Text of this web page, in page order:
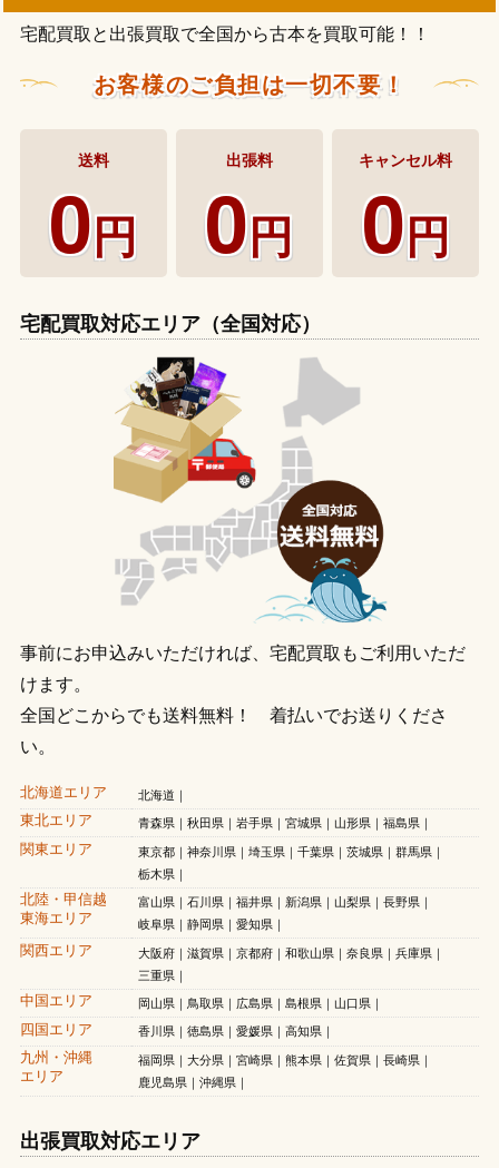
宅配買取と出張買取で全国から古本を買取可能！！
お客様のご負担は一切不要！
送料
0円
出張料
0円
キャンセル料
0円
宅配買取対応エリア（全国対応）
事前にお申込みいただければ、宅配買取もご利用いただ
けます。
全国どこからでも送料無料！ 着払いでお送りくださ
い。
北海道エリア 北海道
東北エリア 青森県 秋田県 岩手県 宮城県 山形県 福島県
関東エリア 東京都 神奈川県 埼玉県 千葉県 茨城県
群馬県
栃木県
北陸・甲信越
東海エリア
富山県 石川県 福井県 新潟県 山梨県
長野県
岐阜県
静岡県 愛知県
関西エリア 大阪府 滋賀県 京都府 和歌山県 奈良県
兵庫県
三重県
中国エリア 岡山県 鳥取県 広島県 島根県 山口県
四国エリア 香川県 徳島県 愛媛県 高知県
九州・沖縄
エリア
福岡県 大分県 宮崎県 熊本県 佐賀県
長崎県
鹿児島県
沖縄県
出張買取対応エリア